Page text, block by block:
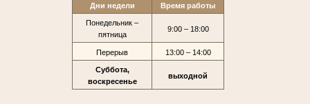
Дни недели Время работы
Понедельник –
пятница
9:00 – 18:00
Перерыв 13:00 – 14:00
Суббота,
воскресенье
выходной